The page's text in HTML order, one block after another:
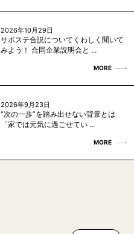
2026年10月29日
サポステ合説についてくわしく聞いて
みよう！ 合同企業説明会と ...
MORE
2026年9月23日
“次の一歩”を踏み出せない背景とは
「家では元気に過ごせてい ...
MORE